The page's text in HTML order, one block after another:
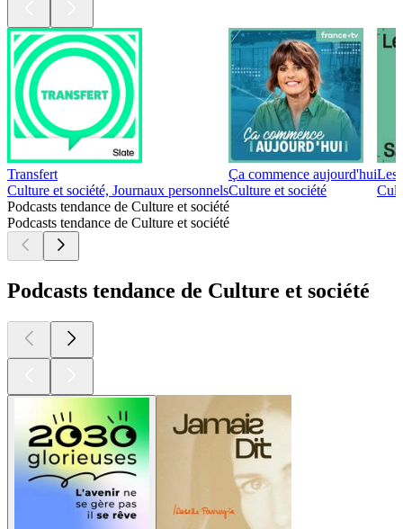
Transfert
Culture et société, Journaux personnels
Ça commence aujourd'hui
Culture et société
Les
Podcasts tendance de Culture et société
Podcasts tendance de Culture et société
Podcasts tendance de Culture et société